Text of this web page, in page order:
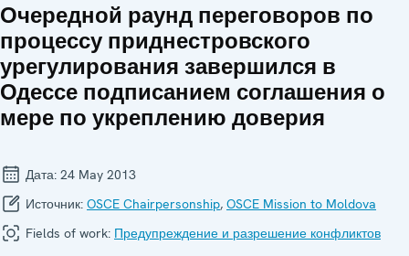
Очередной раунд переговоров по
процессу приднестровского
урегулирования завершился в
Одессе подписанием соглашения о
мере по укреплению доверия
Дата: 24 May 2013
Источник: OSCE Chairpersonship, OSCE Mission to Moldova
Fields of work: Предупреждение и разрешение конфликтов